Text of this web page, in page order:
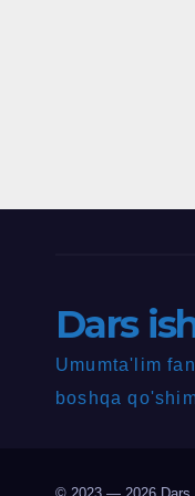
Dars
Umumta'lim
boshqa